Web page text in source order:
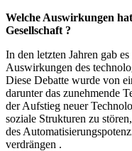
Welche Auswirkungen
Gesellschaft ?
In den letzten Jahren gab
Auswirkungen des
Diese Debatte wurde von
darunter das zunehmende
der Aufstieg neuer
soziale Strukturen zu
des
verdrängen .